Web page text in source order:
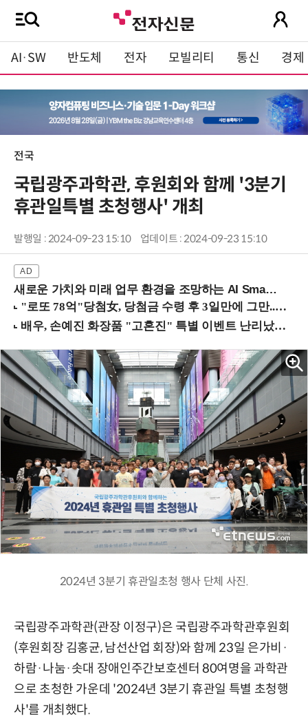
AI·SW 반도체 전자 모빌리티 통신 경제
전국
국립광주과학관, 후원회와 함께 '3분기
휴관일특별 초청행사' 개최
발행일 : 2024-09-23 15:10 업데이트 : 2024-09-23 15:10
새로운 가치와 미래 업무 환경을 조망하는 AI Smart Work Summit 2026 (9/11 코엑스)
2024년 3분기 휴관일초청 행사 단체 사진.
국립광주과학관(관장 이정구)은 국립광주과학관후원회
(후원회장 김홍균, 남선산업 회장)와 함께 23일 은가비·
하람·나눔·솟대 장애인주간보호센터 80여명을 과학관
으로 초청한 가운데 '2024년 3분기 휴관일 특별 초청행
사'를 개최했다.